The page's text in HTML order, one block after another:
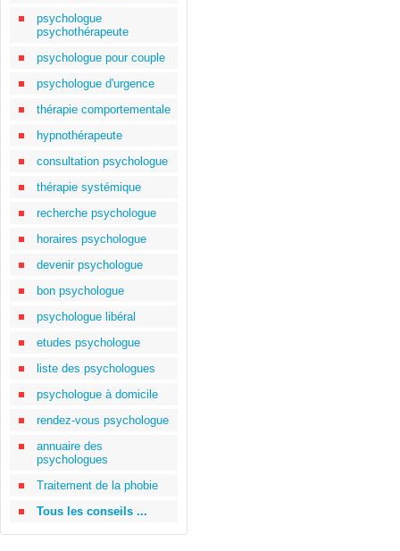
psychologue
psychothérapeute
psychologue pour couple
psychologue d'urgence
thérapie comportementale
hypnothérapeute
consultation psychologue
thérapie systémique
recherche psychologue
horaires psychologue
devenir psychologue
bon psychologue
psychologue libéral
etudes psychologue
liste des psychologues
psychologue à domicile
rendez-vous psychologue
annuaire des
psychologues
Traitement de la phobie
Tous les conseils ...